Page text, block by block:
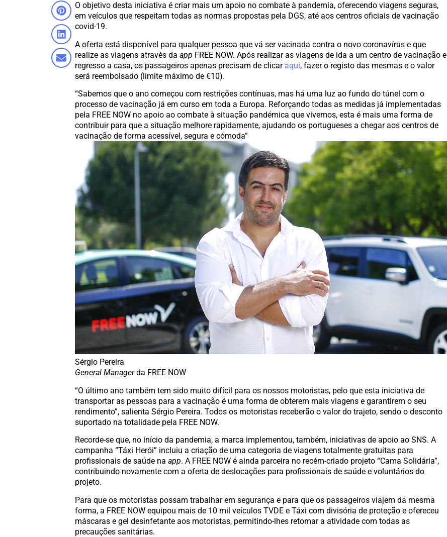
O objetivo desta iniciativa é criar mais um apoio no combate à pandemia, oferecendo viagens seguras,
em veículos que respeitam todas as normas propostas pela DGS, até aos centros oficiais de vacinação
covid-19.
A oferta está disponível para qualquer pessoa que vá ser vacinada contra o novo coronavírus e que
realize as viagens através da app FREE NOW. Após realizar as viagens de ida a um centro de vacinação e
regresso a casa, os passageiros apenas precisam de clicar aqui, fazer o registo das mesmas e o valor
será reembolsado (limite máximo de €10).
“Sabemos que o ano começou com restrições contínuas, mas há uma luz ao fundo do túnel com o
processo de vacinação já em curso em toda a Europa. Reforçando todas as medidas já implementadas
pela FREE NOW no apoio ao combate à situação pandémica que vivemos, esta é mais uma forma de
contribuir para que a situação melhore rapidamente, ajudando os portugueses a chegar aos centros de
vacinação de forma acessível, segura e cómoda”
Sérgio Pereira
General Managerda FREE NOW
“O último ano também tem sido muito difícil para os nossos motoristas, pelo que esta iniciativa de
transportar as pessoas para a vacinação é uma forma de obterem mais viagens e garantirem o seu
rendimento”, salienta Sérgio Pereira. Todos os motoristas receberão o valor do trajeto, sendo o desconto
suportado na totalidade pela FREE NOW.
Recorde-se que, no início da pandemia, a marca implementou, também, iniciativas de apoio ao SNS. A
campanha “Táxi Herói” incluiu a criação de uma categoria de viagens totalmente gratuitas para
profissionais de saúde naapp. A FREE NOW é ainda parceira no recém-criado projeto “Cama Solidária”,
contribuindo novamente com a oferta de deslocações para profissionais de saúde e voluntários do
projeto.
Para que os motoristas possam trabalhar em segurança e para que os passageiros viajem da mesma
forma, a FREE NOW equipou mais de 10 mil veículos TVDE e Táxi com divisória de proteção e ofereceu
máscaras e gel desinfetante aos motoristas, permitindo-lhes retomar a atividade com todas as
precauções sanitárias.